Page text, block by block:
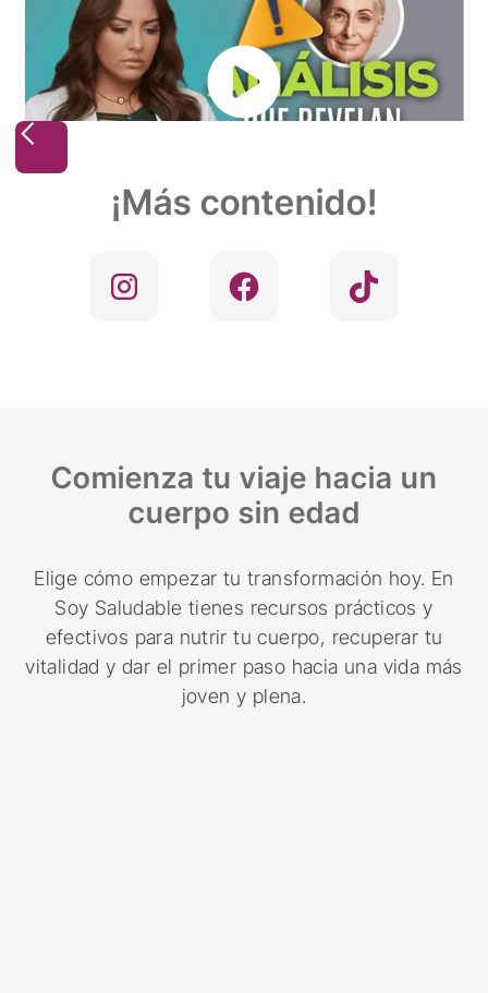
Slide 2 of 5.
¡Más contenido!
Comienza tu viaje hacia un
cuerpo sin edad
Elige cómo empezar tu transformación hoy. En
Soy Saludable tienes recursos prácticos y
efectivos para nutrir tu cuerpo, recuperar tu
vitalidad y dar el primer paso hacia una vida más
joven y plena.